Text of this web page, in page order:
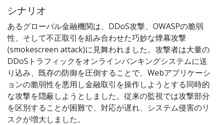
シナリオ
あるグローバル金融機関は、DDoS攻撃、OWASPの脆弱
性、そして不正取引を組み合わせた巧妙な煙幕攻撃
(smokescreen attack)に見舞われました。攻撃者は大量の
DDoSトラフィックをオンラインバンキングシステムに送
り込み、既存の防御を圧倒することで、Webアプリケーシ
ョンの脆弱性を悪用し金融取引を操作しようとする同時的
な攻撃を隠蔽しようとしました。従来の監視では攻撃部分
を区別することが困難で、対応が遅れ、システム侵害のリ
スクが増大しました。